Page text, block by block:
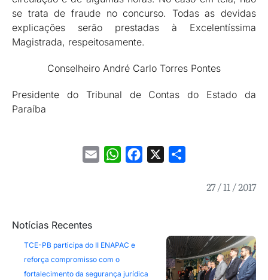
se trata de fraude no concurso. Todas as devidas
explicações serão prestadas à Excelentíssima
Magistrada, respeitosamente.
Conselheiro André Carlo Torres Pontes
Presidente do Tribunal de Contas do Estado da
Paraíba
Email WhatsAppFacebook
27 / 11 / 2017
Notícias Recentes
TCE-PB participa do II ENAPAC e
reforça compromisso com o
fortalecimento da segurança jurídica